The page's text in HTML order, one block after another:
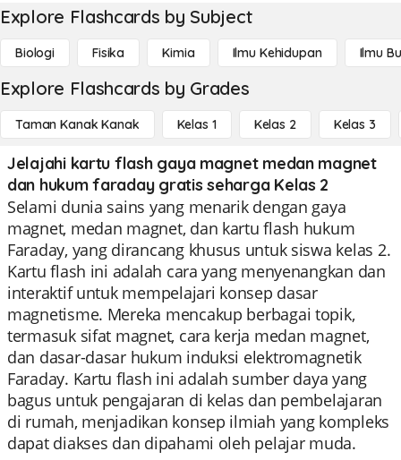
Explore Flashcards by Subject
Biologi Fisika Kimia Ilmu Kehidupan Ilmu
Explore Flashcards by Grades
Taman Kanak Kanak Kelas 1 Kelas 2 Kelas 3
Jelajahi kartu flash gaya magnet medan magnet
dan hukum faraday gratis seharga Kelas 2
Selami dunia sains yang menarik dengan gaya
magnet, medan magnet, dan kartu flash hukum
Faraday, yang dirancang khusus untuk siswa kelas 2.
Kartu flash ini adalah cara yang menyenangkan dan
interaktif untuk mempelajari konsep dasar
magnetisme. Mereka mencakup berbagai topik,
termasuk sifat magnet, cara kerja medan magnet,
dan dasar-dasar hukum induksi elektromagnetik
Faraday. Kartu flash ini adalah sumber daya yang
bagus untuk pengajaran di kelas dan pembelajaran
di rumah, menjadikan konsep ilmiah yang kompleks
dapat diakses dan dipahami oleh pelajar muda.